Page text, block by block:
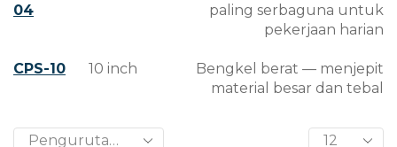
04
paling serbaguna untuk
pekerjaan harian
CPS-10 10 inch
Bengkel berat — menjepit
material besar dan tebal